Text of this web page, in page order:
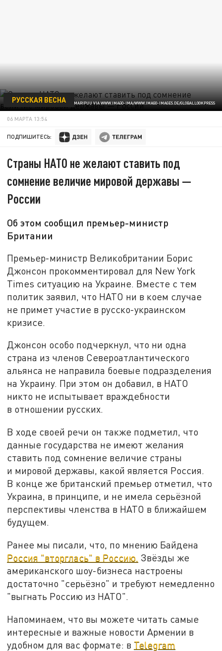
MIHKEL MARIPUU VIA WWW.IMAGO-IMA/WWW.IMAGO-IMAGES.DE/GLOBALLOOKPRESS
РУССКАЯ ВЕСНА
06 МАРТА 13:54
ПОДПИШИТЕСЬ:
Страны НАТО не желают ставить под
сомнение величие мировой державы —
России
Об этом сообщил премьер-министр
Британии
Премьер-министр Великобритании Борис
Джонсон прокомментировал для New York
Times ситуацию на Украине. Вместе с тем
политик заявил, что НАТО ни в коем случае
не примет участие в русско-украинском
кризисе.
Джонсон особо подчеркнул, что ни одна
страна из членов Североатлантического
альянса не направила боевые подразделения
на Украину. При этом он добавил, в НАТО
никто не испытывает враждебности
в отношении русских.
В ходе своей речи он также подметил, что
данные государства не имеют желания
ставить под сомнение величие страны
и мировой державы, какой является Россия.
В конце же британский премьер отметил, что
Украина, в принципе, и не имела серьёзной
перспективы членства в НАТО в ближайшем
будущем.
Ранее мы писали, что, по мнению Байдена
Россия "вторглась" в Россию. Звёзды же
американского шоу-бизнеса настроены
достаточно "серьёзно" и требуют немедленно
"выгнать Россию из НАТО".
Напоминаем, что вы можете читать самые
интересные и важные новости Армении в
удобном для вас формате: в Telegram